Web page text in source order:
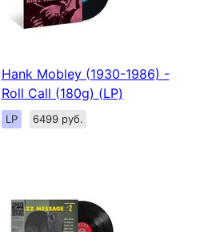
Hank Mobley (1930-1986) -
Roll Call (180g) (LP)
LP 6499 руб.